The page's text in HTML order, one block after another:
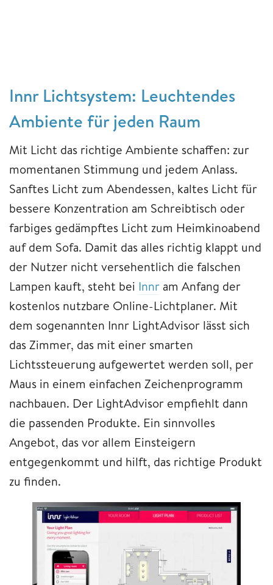
Innr Lichtsystem: Leuchtendes
Ambiente für jeden Raum
Mit Licht das richtige Ambiente schaffen: zur
momentanen Stimmung und jedem Anlass.
Sanftes Licht zum Abendessen, kaltes Licht für
bessere Konzentration am Schreibtisch oder
farbiges gedämpftes Licht zum Heimkinoabend
auf dem Sofa. Damit das alles richtig klappt und
der Nutzer nicht versehentlich die falschen
Lampen kauft, steht bei Innr am Anfang der
kostenlos nutzbare Online-Lichtplaner. Mit
dem sogenannten Innr LightAdvisor lässt sich
das Zimmer, das mit einer smarten
Lichtssteuerung aufgewertet werden soll, per
Maus in einem einfachen Zeichenprogramm
nachbauen. Der LightAdvisor empfiehlt dann
die passenden Produkte. Ein sinnvolles
Angebot, das vor allem Einsteigern
entgegenkommt und hilft, das richtige Produkt
zu finden.